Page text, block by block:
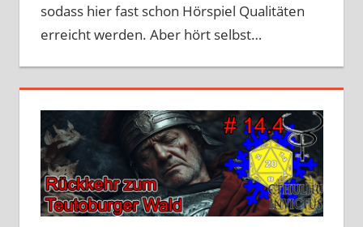
sodass hier fast schon Hörspiel Qualitäten
erreicht werden. Aber hört selbst…